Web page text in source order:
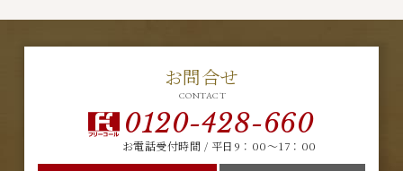
お問合せ
CONTACT
0120-428-660
お電話受付時間 / 平日9：00～17：00